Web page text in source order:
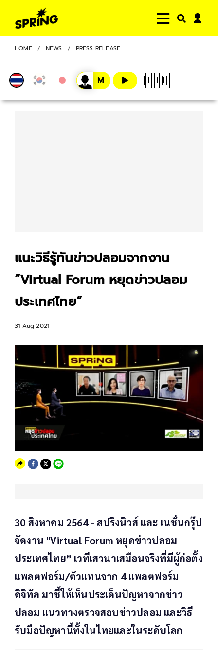
HOME NEWS PRESS RELEASE
แนะวิธีรู้ทันข่าวปลอมจากงาน
“Virtual Forum หยุดข่าวปลอม
ประเทศไทย”
31 Aug 2021
30 สิงหาคม 2564 - สปริงนิวส์ และ เนชั่นกรุ๊ป
จัดงาน "Virtual Forum หยุดข่าวปลอม
ประเทศไทย” เวทีเสวนาเสมือนจริงที่มีผู้ก่อตั้ง
แพลตฟอร์ม/ตัวแทนจาก 4 แพลตฟอร์ม
ดิจิทัล มาชี้ให้เห็นประเด็นปัญหาจากข่าว
ปลอม แนวทางตรวจสอบข่าวปลอม และวิธี
รับมือปัญหานี้ทั้งในไทยและในระดับโลก